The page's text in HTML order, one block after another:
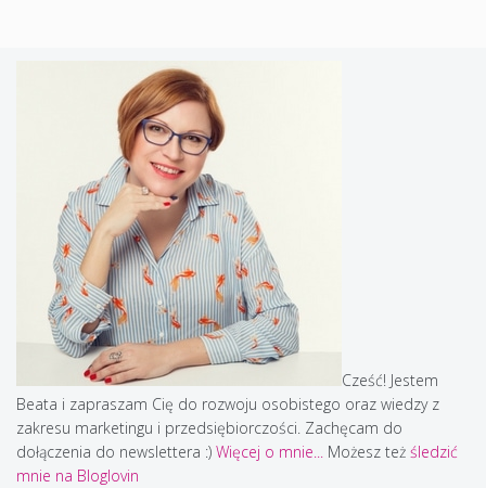
Cześć! Jestem
Beata i zapraszam Cię do rozwoju osobistego oraz wiedzy z
zakresu marketingu i przedsiębiorczości. Zachęcam do
dołączenia do newslettera :) Więcej o mnie... Możesz też śledzić
mnie na Bloglovin